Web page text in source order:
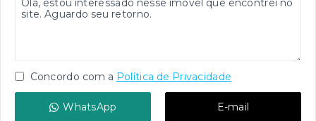
Concordo com a Política de Privacidade
WhatsApp E-mail